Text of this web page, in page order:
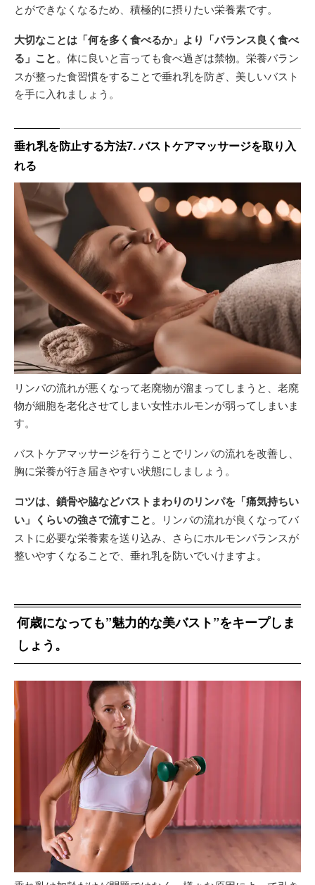
とができなくなるため、積極的に摂りたい栄養素です。
大切なことは「何を多く食べるか」より「バランス良く食べ
る」こと。体に良いと言っても食べ過ぎは禁物。栄養バラン
スが整った食習慣をすることで垂れ乳を防ぎ、美しいバスト
を手に入れましょう。
垂れ乳を防止する方法7. バストケアマッサージを取り入
れる
リンパの流れが悪くなって老廃物が溜まってしまうと、老廃
物が細胞を老化させてしまい女性ホルモンが弱ってしまいま
す。
バストケアマッサージを行うことでリンパの流れを改善し、
胸に栄養が行き届きやすい状態にしましょう。
コツは、鎖骨や脇などバストまわりのリンパを「痛気持ちい
い」くらいの強さで流すこと。リンパの流れが良くなってバ
ストに必要な栄養素を送り込み、さらにホルモンバランスが
整いやすくなることで、垂れ乳を防いでいけますよ。
何歳になっても”魅力的な美バスト”をキープしま
しょう。